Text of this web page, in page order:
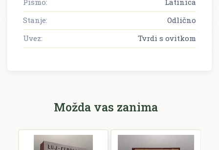
Stanje:
Odlično
Uvez:
Tvrdi s ovitkom
Možda vas zanima